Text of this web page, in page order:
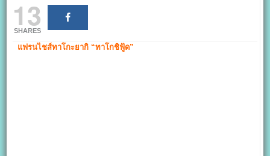
13
SHARES
แฟรนไชส์ทาโกะยากิ “ทาโกชิฟู้ด”